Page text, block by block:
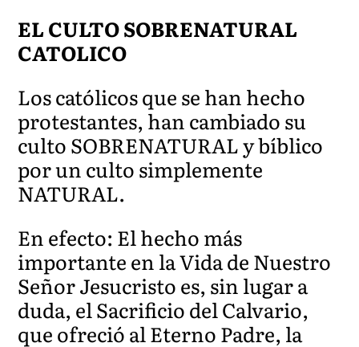
EL CULTO SOBRENATURAL
CATOLICO
Los católicos que se han hecho
protestantes, han cambiado su
culto SOBRENATURAL y bíblico
por un culto simplemente
NATURAL.
En efecto: El hecho más
importante en la Vida de Nuestro
Señor Jesucristo es, sin lugar a
duda, el Sacrificio del Calvario,
que ofreció al Eterno Padre, la